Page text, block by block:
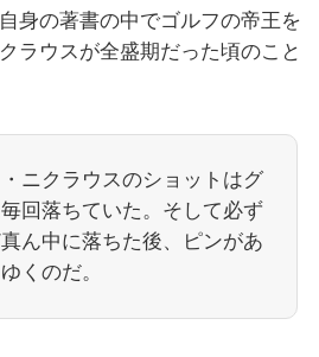
身の著書の中でゴルフの帝王を
ラウスが全盛期だった頃のこと
ニクラウスのショットはグ
回落ちていた。そして必ず
ん中に落ちた後、ピンがあ
くのだ。